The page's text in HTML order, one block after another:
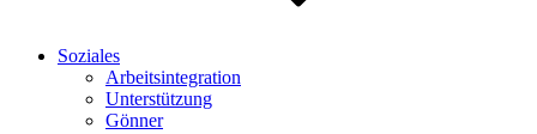
Soziales
Arbeitsintegration
Unterstützung
Gönner